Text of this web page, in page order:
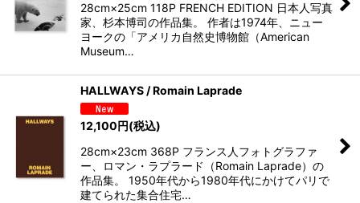
28cm×25cm 118P FRENCH EDITION 日本人写真
家、杉本博司の作品集。 作者は1974年、ニュー
ヨークの「アメリカ自然史博物館（American
Museum…
HALLWAYS / Romain Laprade
12,100円(税込)
28cm×23cm 368P フランス人フォトグラファ
ー、ロマン・ラプラード（Romain Laprade）の
作品集。 1950年代から1980年代にかけてパリで
建てられた集合住宅…